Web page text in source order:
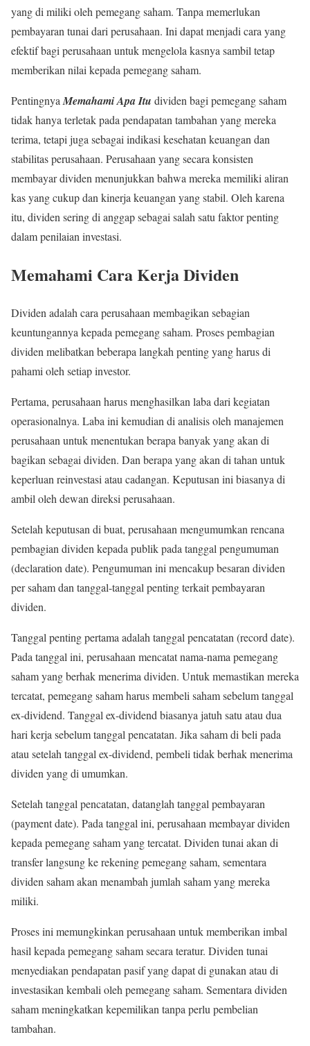
yang di miliki oleh pemegang saham. Tanpa memerlukan
pembayaran tunai dari perusahaan. Ini dapat menjadi cara yang
efektif bagi perusahaan untuk mengelola kasnya sambil tetap
memberikan nilai kepada pemegang saham.
Pentingnya Memahami Apa Itu dividen bagi pemegang saham
tidak hanya terletak pada pendapatan tambahan yang mereka
terima, tetapi juga sebagai indikasi kesehatan keuangan dan
stabilitas perusahaan. Perusahaan yang secara konsisten
membayar dividen menunjukkan bahwa mereka memiliki aliran
kas yang cukup dan kinerja keuangan yang stabil. Oleh karena
itu, dividen sering di anggap sebagai salah satu faktor penting
dalam penilaian investasi.
Memahami Cara Kerja Dividen
Dividen adalah cara perusahaan membagikan sebagian
keuntungannya kepada pemegang saham. Proses pembagian
dividen melibatkan beberapa langkah penting yang harus di
pahami oleh setiap investor.
Pertama, perusahaan harus menghasilkan laba dari kegiatan
operasionalnya. Laba ini kemudian di analisis oleh manajemen
perusahaan untuk menentukan berapa banyak yang akan di
bagikan sebagai dividen. Dan berapa yang akan di tahan untuk
keperluan reinvestasi atau cadangan. Keputusan ini biasanya di
ambil oleh dewan direksi perusahaan.
Setelah keputusan di buat, perusahaan mengumumkan rencana
pembagian dividen kepada publik pada tanggal pengumuman
(declaration date). Pengumuman ini mencakup besaran dividen
per saham dan tanggal-tanggal penting terkait pembayaran
dividen.
Tanggal penting pertama adalah tanggal pencatatan (record date).
Pada tanggal ini, perusahaan mencatat nama-nama pemegang
saham yang berhak menerima dividen. Untuk memastikan mereka
tercatat, pemegang saham harus membeli saham sebelum tanggal
ex-dividend. Tanggal ex-dividend biasanya jatuh satu atau dua
hari kerja sebelum tanggal pencatatan. Jika saham di beli pada
atau setelah tanggal ex-dividend, pembeli tidak berhak menerima
dividen yang di umumkan.
Setelah tanggal pencatatan, datanglah tanggal pembayaran
(payment date). Pada tanggal ini, perusahaan membayar dividen
kepada pemegang saham yang tercatat. Dividen tunai akan di
transfer langsung ke rekening pemegang saham, sementara
dividen saham akan menambah jumlah saham yang mereka
miliki.
Proses ini memungkinkan perusahaan untuk memberikan imbal
hasil kepada pemegang saham secara teratur. Dividen tunai
menyediakan pendapatan pasif yang dapat di gunakan atau di
investasikan kembali oleh pemegang saham. Sementara dividen
saham meningkatkan kepemilikan tanpa perlu pembelian
tambahan.